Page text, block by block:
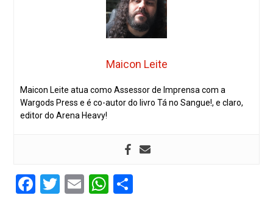
Maicon Leite
Maicon Leite atua como Assessor de Imprensa com a
Wargods Press e é co-autor do livro Tá no Sangue!, e claro,
editor do Arena Heavy!
Facebook
Twitter
EmailWhatsApp